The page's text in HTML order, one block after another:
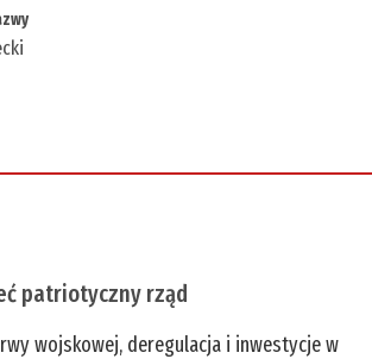
patriotyczny rząd
wojskowej, deregulacja i inwestycje w